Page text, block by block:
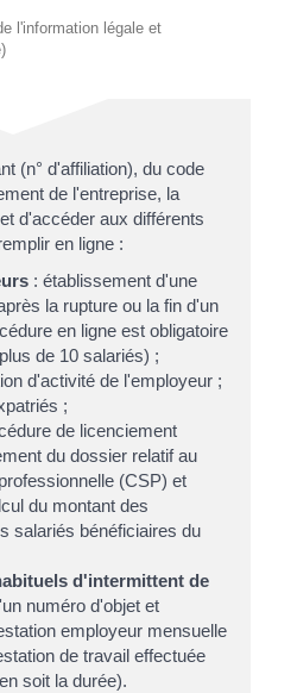
l'information légale et
(n° d'affiliation), du code
de l'entreprise, la
d'accéder aux différents
en ligne :
: établissement d'une
la rupture ou la fin d'un
en ligne est obligatoire
de 10 salariés) ;
d'activité de l'employeur ;
;
de licenciement
du dossier relatif au
(CSP) et
du montant des
salariés bénéficiaires du
d'intermittent de
numéro d'objet et
employeur mensuelle
de travail effectuée
soit la durée).